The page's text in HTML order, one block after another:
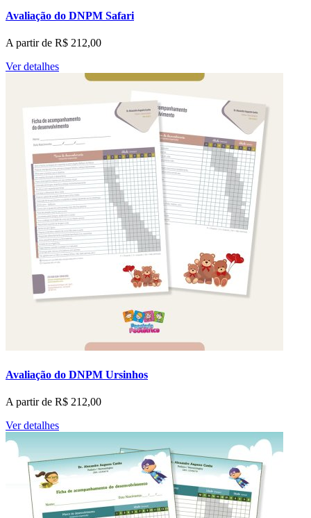
Avaliação do DNPM Safari
A partir de R$ 212,00
Ver detalhes
Avaliação do DNPM Ursinhos
A partir de R$ 212,00
Ver detalhes